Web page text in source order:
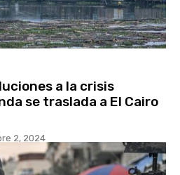
a la crisis
se traslada a El Cairo
2, 2024